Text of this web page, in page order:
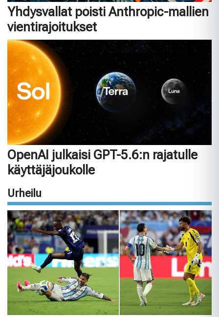
Yhdysvallat poisti Anthropic-mallien
vientirajoitukset
OpenAI julkaisi GPT-5.6:n rajatulle
käyttäjäjoukolle
Urheilu